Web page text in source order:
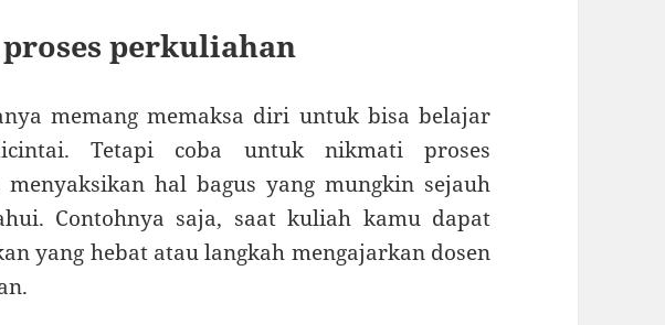
perkuliahan
memang memaksa diri untuk bisa belajar
Tetapi coba untuk nikmati proses
hal bagus yang mungkin sejauh
Contohnya saja, saat kuliah kamu dapat
yang hebat atau langkah mengajarkan dosen